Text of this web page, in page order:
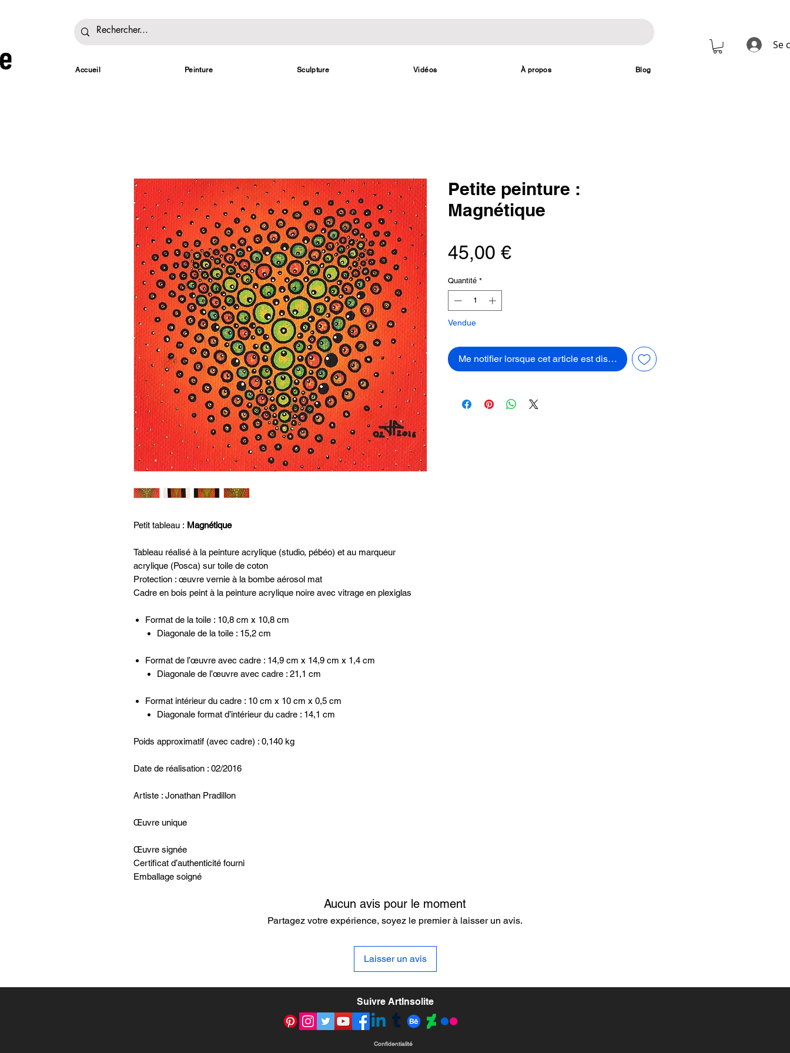
Se
Accueil Peinture Sculpture Vidéos À propos Blog
Petit tableau : Magnétique
Tableau réalisé à la peinture acrylique (studio, pébéo) et au marqueur
acrylique (Posca) sur toile de coton
Protection : œuvre vernie à la bombe aérosol mat
Cadre en bois peint à la peinture acrylique noire avec vitrage en plexiglas
Format de la toile : 10,8 cm x 10,8 cm
Diagonale de la toile : 15,2 cm
Format de l’œuvre avec cadre : 14,9 cm x 14,9 cm x 1,4 cm
Diagonale de l’œuvre avec cadre : 21,1 cm
Format intérieur du cadre : 10 cm x 10 cm x 0,5 cm
Diagonale format d’intérieur du cadre : 14,1 cm
Poids approximatif (avec cadre) : 0,140 kg
Date de réalisation : 02/2016
Artiste : Jonathan Pradillon
Œuvre unique
Œuvre signée
Certificat d’authenticité fourni
Emballage soigné
Petite peinture :
Magnétique
45,00 €Prix
Quantité *
Vendue
Me notifier lorsque cet article est disponible
Aucun avis pour le moment
Partagez votre expérience, soyez le premier à laisser un avis.
Laisser un avis
Suivre ArtInsolite
Confidentialité